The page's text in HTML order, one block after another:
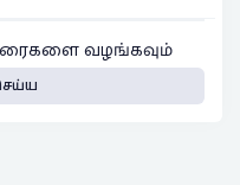
வழங்கவும்